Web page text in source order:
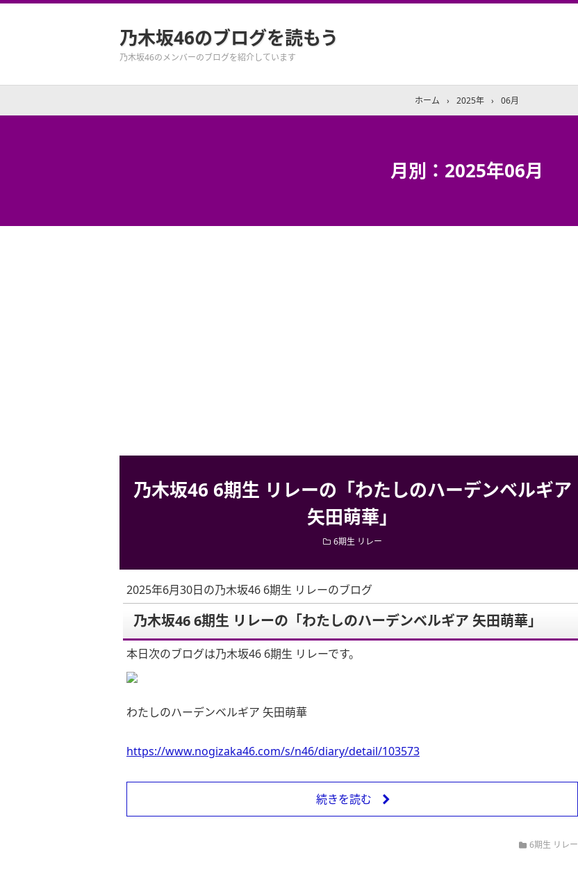
乃木坂46のブログを読もう
乃木坂46のメンバーのブログを紹介しています
ホーム › 2025年 › 06月
月別：2025年06月
乃木坂46 6期生 リレーの「わたしのハーデンベルギア
矢田萌華」
6期生 リレー
2025年6月30日の乃木坂46 6期生 リレーのブログ
乃木坂46 6期生 リレーの「わたしのハーデンベルギア 矢田萌華」
本日次のブログは乃木坂46 6期生 リレーです。
わたしのハーデンベルギア 矢田萌華
https://www.nogizaka46.com/s/n46/diary/detail/103573
続きを読む
6期生 リレー